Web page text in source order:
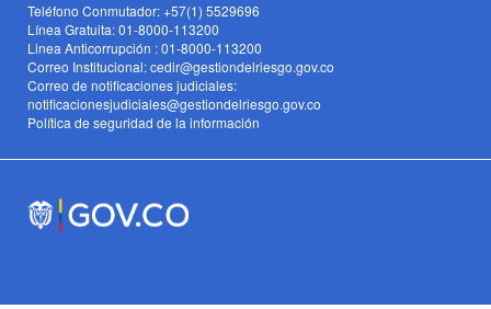
Teléfono Conmutador: +57(1) 5529696
Línea Gratuita: 01-8000-113200
Linea Anticorrupción : 01-8000-113200
Correo Institucional: cedir@gestiondelriesgo.gov.co
Correo de notificaciones judiciales:
notificacionesjudiciales@gestiondelriesgo.gov.co
Política de seguridad de la información